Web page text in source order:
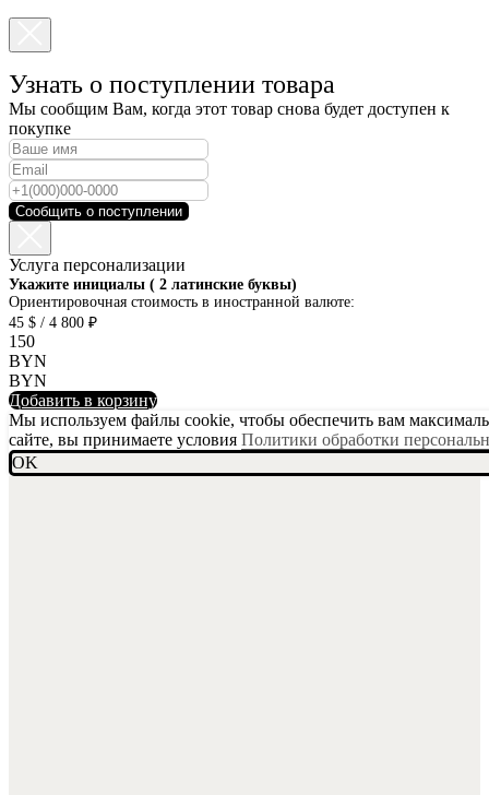
Узнать о поступлении товара
Мы сообщим Вам, когда этот товар снова будет доступен к
покупке
Сообщить о поступлении
Услуга персонализации
Укажите инициалы ( 2 латинские буквы)
Ориентировочная стоимость в иностранной валюте:
45 $ / 4 800 ₽
150
BYN
BYN
Добавить в корзину
Мы используем файлы cookie, чтобы обеспечить вам
сайте, вы принимаете условия Политики обработки
OK